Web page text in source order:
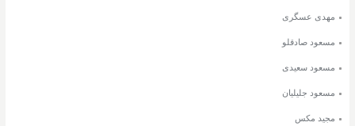
مهدی عسگری
مسعود صادقلو
مسعود سعیدی
مسعود جلیلیان
مجید مکس